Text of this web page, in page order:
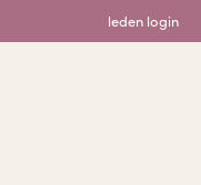
leden login